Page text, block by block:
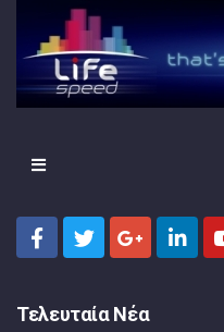
Τελευταία Νέα